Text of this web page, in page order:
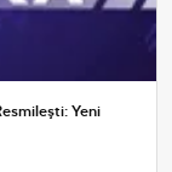
Yeni